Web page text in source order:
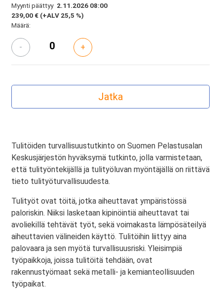
Myynti päättyy 2.11.2026 08:00
239,00 € (+ALV 25,5 %)
Määrä:
- +
Tulitöiden turvallisuustutkinto on Suomen Pelastusalan
Keskusjärjestön hyväksymä tutkinto, jolla varmistetaan,
että tulityöntekijällä ja tulityöluvan myöntäjällä on riittävä
tieto tulityöturvallisuudesta.
Tulityöt ovat töitä, jotka aiheuttavat ympäristössä
paloriskin. Niiksi lasketaan kipinöintiä aiheuttavat tai
avoliekillä tehtävät työt, sekä voimakasta lämpösäteilyä
aiheuttavien välineiden käyttö. Tulitöihin liittyy aina
palovaara ja sen myötä turvallisuusriski. Yleisimpiä
työpaikkoja, joissa tulitöitä tehdään, ovat
rakennustyömaat sekä metalli- ja kemianteollisuuden
työpaikat.